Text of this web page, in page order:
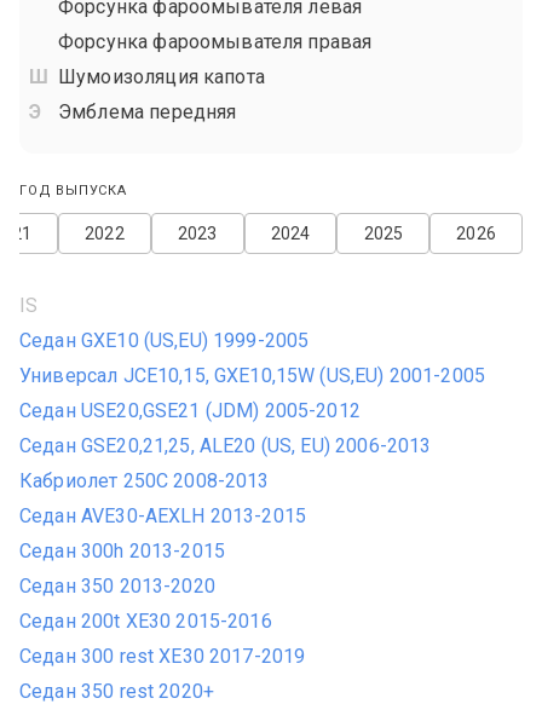
Форсунка фароомывателя левая
Форсунка фароомывателя правая
Шумоизоляция капота
Эмблема передняя
ГОД ВЫПУСКА
2026
2025
2024
2023
2022
IS
Седан GXE10 (US,EU) 1999-2005
Универсал JCE10,15, GXE10,15W (US,EU) 2001-2005
Седан USE20,GSE21 (JDM) 2005-2012
Седан GSE20,21,25, ALE20 (US, EU) 2006-2013
Кабриолет 250C 2008-2013
Седан AVE30-AEXLH 2013-2015
Седан 300h 2013-2015
Седан 350 2013-2020
Седан 200t XE30 2015-2016
Седан 300 rest XE30 2017-2019
Седан 350 rest 2020+